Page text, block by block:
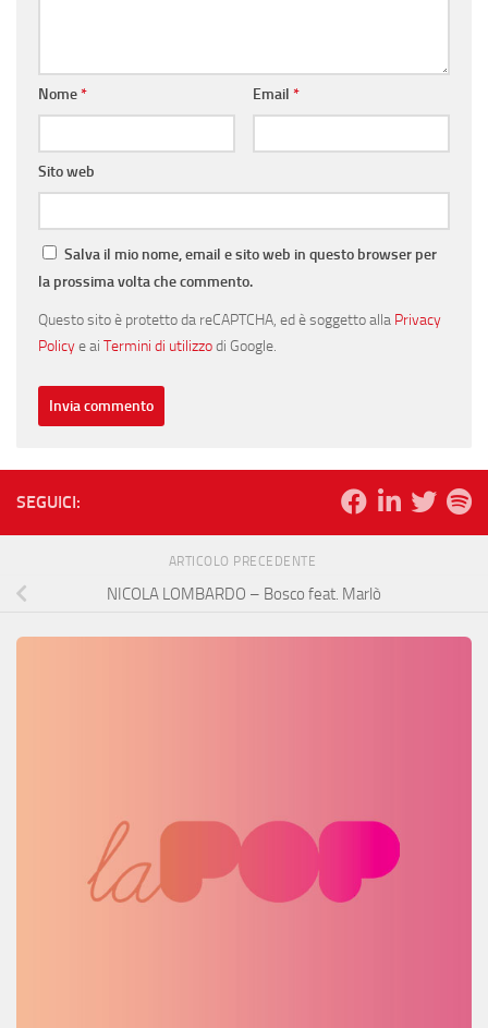
Nome* Email *
Sito web
Salva il mio nome, email e sito web in questo browser per
la prossima volta che commento.
Questo sito è protetto da reCAPTCHA, ed è soggetto alla Privacy
Policye ai Termini di utilizzodi Google.
SEGUICI:
ARTICOLO PRECEDENTE
NICOLA LOMBARDO – Bosco feat. Marlò